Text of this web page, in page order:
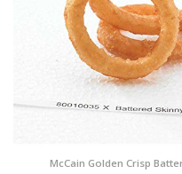
McCain Golden Crisp